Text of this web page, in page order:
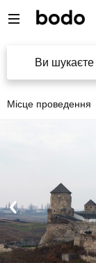
Ви
Місце проведення